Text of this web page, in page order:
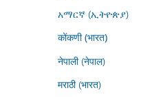
አማርኛ (ኢትዮጵያ)
कोंकणी (भारत)
नेपाली (नेपाल)
मराठी (भारत)